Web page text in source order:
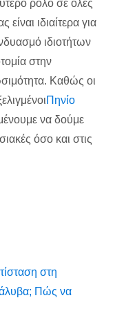
ρόλο σε όλες
ιδιαίτερα για
ιδιοτήτων
στην
Καθώς οι
Πηνίο
να δούμε
όσο και στις
στη
Πώς να